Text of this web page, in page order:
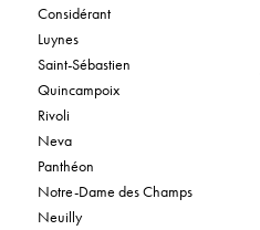
Considérant
Luynes
Saint-Sébastien
Quincampoix
Rivoli
Neva
Panthéon
Notre-Dame des Champs
Neuilly